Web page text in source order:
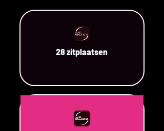
28 zitplaatsen